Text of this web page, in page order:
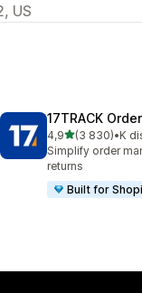
US
17TRACK
4,9z 5 hvězd
(3 830)
Celkový počet
•K
Simplify order
returns
Built for